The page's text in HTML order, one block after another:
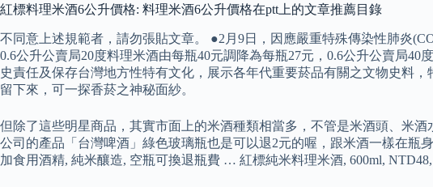
紅標料理米酒6公升價格: 料理米酒6公升價格在ptt上的文章推薦目錄
不同意上述規範者，請勿張貼文章。 ●2月9日，因應嚴重特殊傳染性肺炎
0.6公升公賣局20度料理米酒由每瓶40元調降為每瓶27元，0.6公升公賣局
史責任及保存台灣地方性特有文化，展示各年代重要菸品有關之文物史料
留下來，可一探香菸之神秘面紗。
但除了這些明星商品，其實市面上的米酒種類相當多，不管是米酒頭、米
公司的產品「台灣啤酒」綠色玻璃瓶也是可以退2元的喔，跟米酒一樣在瓶
加食用酒精, 純米釀造, 空瓶可換退瓶費 … 紅標純米料理米酒, 600ml,